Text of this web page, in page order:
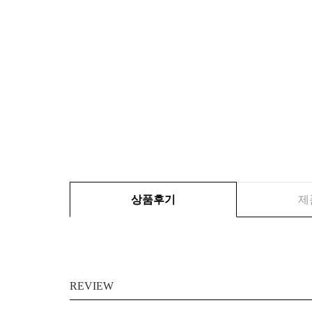
상품후기 제
REVIEW